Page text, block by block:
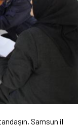
Samsun il